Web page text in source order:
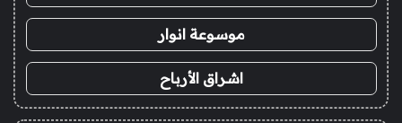
موسوعة انوار
اشراق الأرباح